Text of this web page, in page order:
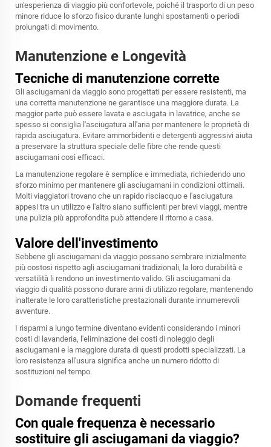
un'esperienza di viaggio più confortevole, poiché il trasporto di un peso
minore riduce lo sforzo fisico durante lunghi spostamenti o periodi
prolungati di movimento.
Manutenzione e Longevità
Tecniche di manutenzione corrette
Gli asciugamani da viaggio sono progettati per essere resistenti, ma
una corretta manutenzione ne garantisce una maggiore durata. La
maggior parte può essere lavata e asciugata in lavatrice, anche se
spesso si consiglia l'asciugatura all'aria per mantenere le proprietà di
rapida asciugatura. Evitare ammorbidenti e detergenti aggressivi aiuta
a preservare la struttura speciale delle fibre che rende questi
asciugamani così efficaci.
La manutenzione regolare è semplice e immediata, richiedendo uno
sforzo minimo per mantenere gli asciugamani in condizioni ottimali.
Molti viaggiatori trovano che un rapido risciacquo e l'asciugatura
appesi tra un utilizzo e l'altro siano sufficienti per brevi viaggi, mentre
una pulizia più approfondita può attendere il ritorno a casa.
Valore dell'investimento
Sebbene gli asciugamani da viaggio possano sembrare inizialmente
più costosi rispetto agli asciugamani tradizionali, la loro durabilità e
versatilità li rendono un investimento valido. Gli asciugamani da
viaggio di qualità possono durare anni di utilizzo regolare, mantenendo
inalterate le loro caratteristiche prestazionali durante innumerevoli
avventure.
I risparmi a lungo termine diventano evidenti considerando i minori
costi di lavanderia, l'eliminazione dei costi di noleggio degli
asciugamani e la maggiore durata di questi prodotti specializzati. La
loro resistenza all'usura significa anche un numero ridotto di
sostituzioni nel tempo.
Domande frequenti
Con quale frequenza è necessario
sostituire gli asciugamani da viaggio?